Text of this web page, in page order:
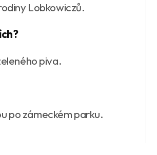
Lobkowiczů.
piva.
po zámeckém parku.